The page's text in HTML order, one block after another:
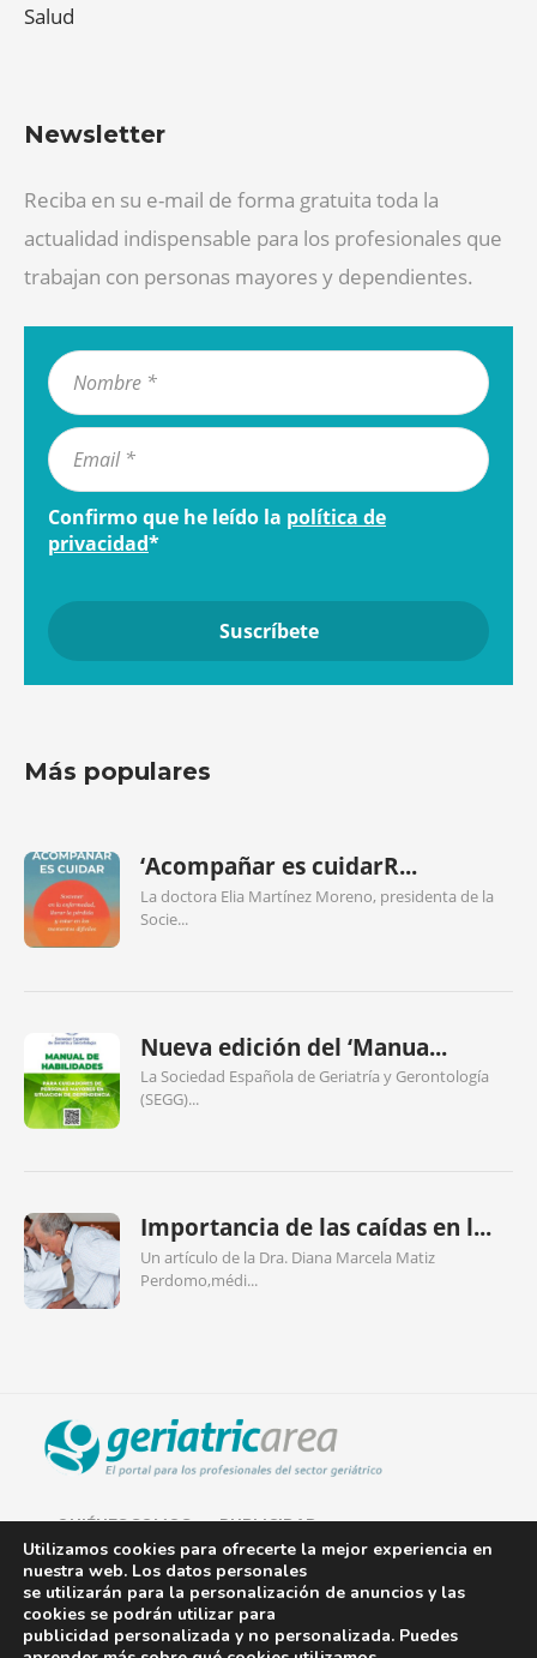
Salud
Newsletter
Reciba en su e-mail de forma gratuita toda la
actualidad indispensable para los profesionales que
trabajan con personas mayores y dependientes.
Confirmo que he leído la política de
privacidad*
Más populares
‘Acompañar es cuidarR...
La doctora Elia Martínez Moreno, presidenta de la
Socie...
Nueva edición del ‘Manua...
La Sociedad Española de Geriatría y Gerontología
(SEGG)...
Importancia de las caídas en l...
Un artículo de la Dra. Diana Marcela Matiz
Perdomo,médi...
QUIÉNES SOMOS PUBLICIDAD
AVISO LEGAL
POLÍTICA DE COOKIES
Utilizamos cookies para ofrecerte la mejor experiencia en
nuestra web. Los datos personales
se utilizarán para la personalización de anuncios y las
cookies se podrán utilizar para
publicidad personalizada y no personalizada. Puedes